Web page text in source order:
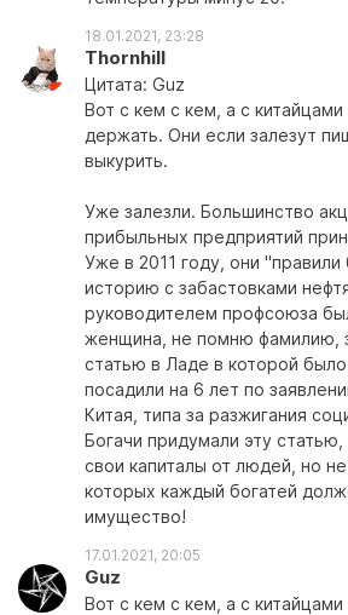
18.01.2021, 23:28
Thornhill
Цитата: Guz
Вот с кем с кем, а с
держать. Они если залезут
выкурить.
Уже залезли. Большинство
прибыльных предприятий
Уже в 2011 году, они
историю с забастовками
руководителем профсоюза
женщина, не помню фамилию,
статью в Ладе в которой
посадили на 6 лет по
Китая, типа за разжигания
Богачи придумали эту
свои капиталы от людей, но
которых каждый богатей
имущество!
17.01.2021, 20:05
Guz
Вот с кем с кем, а с